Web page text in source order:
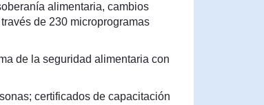
alimentaria, cambios
de 230 microprogramas
de la seguridad alimentaria con
certificados de capacitación